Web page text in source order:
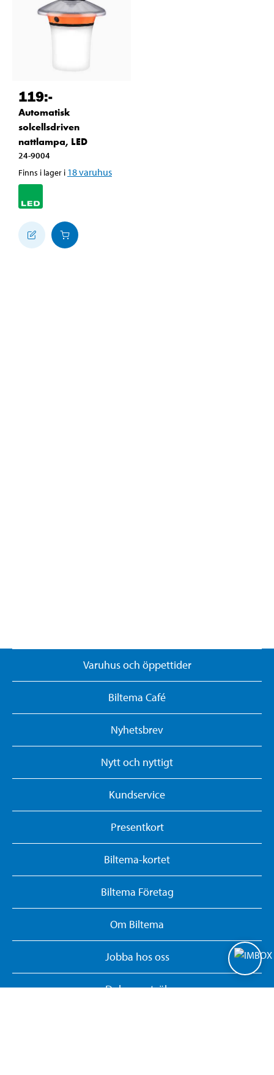
119:-
Automatisk
solcellsdriven
nattlampa, LED
24-9004
Finns i lager i 18varuhus
Varuhus och öppettider
Biltema Café
Nyhetsbrev
Nytt och nyttigt
Kundservice
Presentkort
Biltema-kortet
Biltema Företag
Om Biltema
Jobba hos oss
Dokumentsök